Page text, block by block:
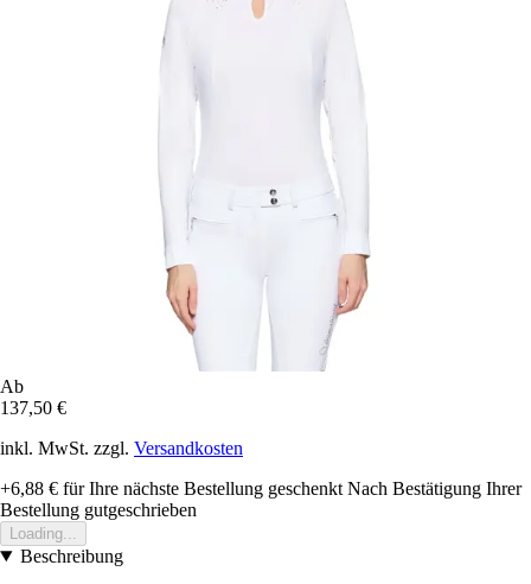
Ab
137,50 €
inkl. MwSt. zzgl. Versandkosten
+6,88 € für Ihre nächste Bestellung geschenkt Nach Bestätigung Ihrer
Bestellung gutgeschrieben
Loading...
Beschreibung